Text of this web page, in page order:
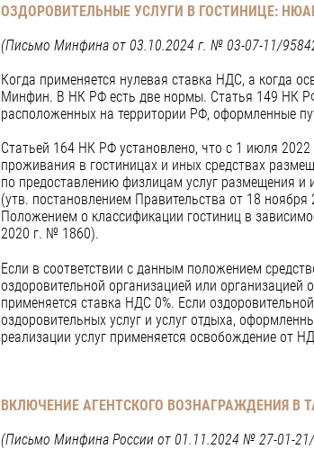
ОЗДОРОВИТЕЛЬНЫЕ УСЛУГИ В ГОСТИНИЦЕ:
(Письмо Минфина от 03.10.2024 г. № 03-07-11/
Когда применяется нулевая ставка НДС, а когда
Минфин. В НК РФ есть две нормы. Статья 149 НК
расположенных на территории РФ, оформленные
Статьей 164 НК РФ установлено, что с 1 июля
проживания в гостиницах и иных средствах
по предоставлению физлицам услуг размещения и
(утв. постановлением Правительства от 18
Положением о классификации гостиниц в
2020 г. № 1860).
Если в соответствии с данным положением
оздоровительной организацией или
применяется ставка НДС 0%. Если
оздоровительных услуг и услуг отдыха,
реализации услуг применяется освобождение от
ВКЛЮЧЕНИЕ АГЕНТСКОГО ВОЗНАГРАЖДЕНИЯ
(Письмо Минфина России от 01.11.2024 № 27-01-